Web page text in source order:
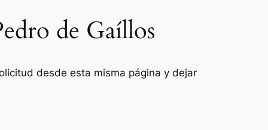
de Gaíllos
desde esta misma página y dejar